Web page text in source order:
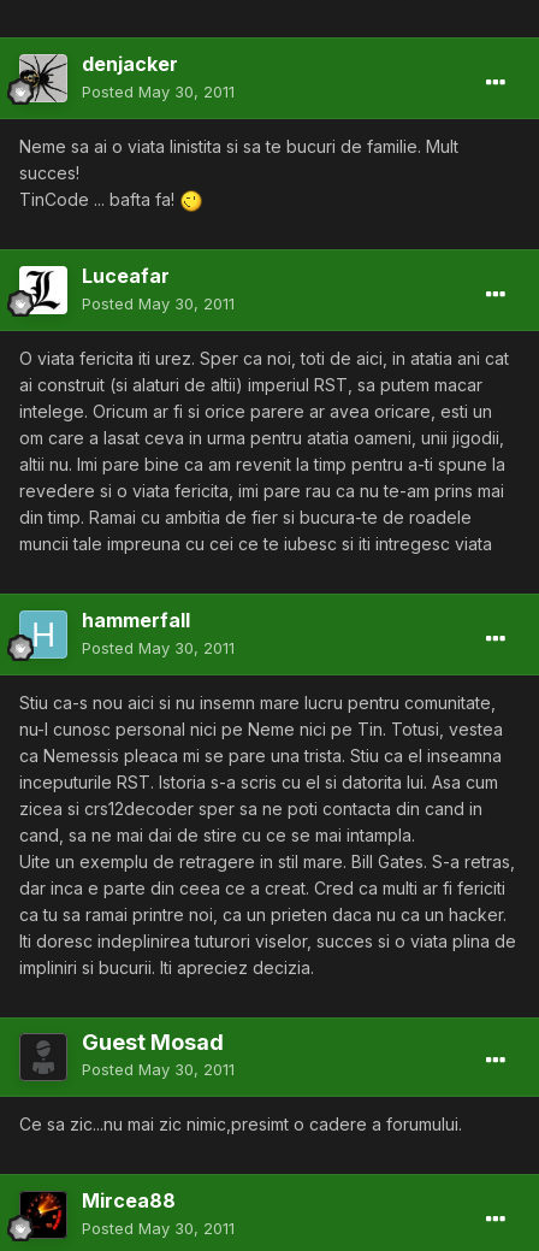
denjacker
Posted May 30, 2011
Neme sa ai o viata linistita si sa te bucuri de familie. Mult
succes!
TinCode ... bafta fa!
Luceafar
Posted May 30, 2011
O viata fericita iti urez. Sper ca noi, toti de aici, in atatia ani cat
ai construit (si alaturi de altii) imperiul RST, sa putem macar
intelege. Oricum ar fi si orice parere ar avea oricare, esti un
om care a lasat ceva in urma pentru atatia oameni, unii jigodii,
altii nu. Imi pare bine ca am revenit la timp pentru a-ti spune la
revedere si o viata fericita, imi pare rau ca nu te-am prins mai
din timp. Ramai cu ambitia de fier si bucura-te de roadele
muncii tale impreuna cu cei ce te iubesc si iti intregesc viata
hammerfall
Posted May 30, 2011
Stiu ca-s nou aici si nu insemn mare lucru pentru comunitate,
nu-l cunosc personal nici pe Neme nici pe Tin. Totusi, vestea
ca Nemessis pleaca mi se pare una trista. Stiu ca el inseamna
inceputurile RST. Istoria s-a scris cu el si datorita lui. Asa cum
zicea si crs12decoder sper sa ne poti contacta din cand in
cand, sa ne mai dai de stire cu ce se mai intampla.
Uite un exemplu de retragere in stil mare. Bill Gates. S-a retras,
dar inca e parte din ceea ce a creat. Cred ca multi ar fi fericiti
ca tu sa ramai printre noi, ca un prieten daca nu ca un hacker.
Iti doresc indeplinirea tuturori viselor, succes si o viata plina de
impliniri si bucurii. Iti apreciez decizia.
Guest Mosad
Posted May 30, 2011
Ce sa zic...nu mai zic nimic,presimt o cadere a forumului.
Mircea88
Posted May 30, 2011